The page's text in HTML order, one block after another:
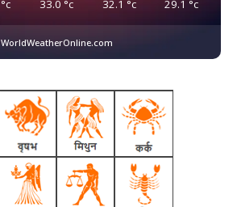
°c 33.0 °c 32.1 °c 29.1 °c
WorldWeatherOnline.com